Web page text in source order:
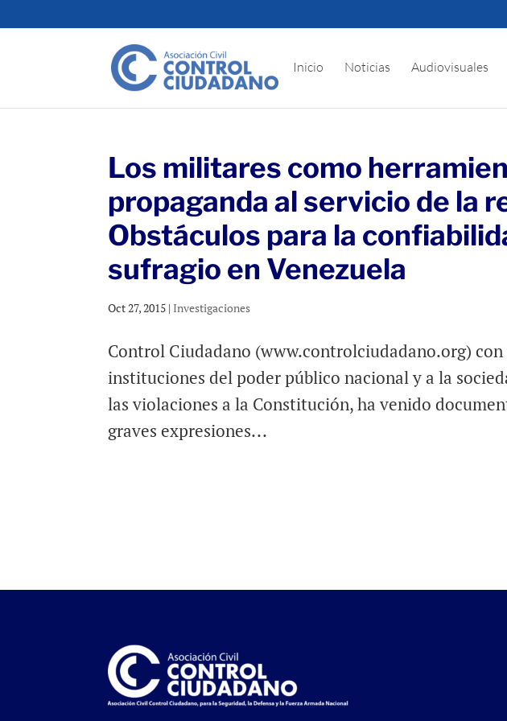
Inicio Noticias Audiovisuales
Los militares como
propaganda al servicio de la
Obstáculos para la
sufragio en Venezuela
Oct 27, 2015 |Investigaciones
Control Ciudadano (www.controlciudadano.org)
instituciones del poder público nacional y a la
las violaciones a la Constitución, ha venido
graves expresiones...